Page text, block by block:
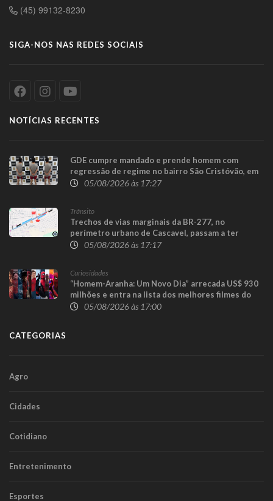
(45) 99132-8230
SIGA-NOS NAS REDES SOCIAIS
NOTÍCIAS RECENTES
GDE cumpre mandado e prende homem com
regressão de regime no bairro São Cristóvão, em
Cascavel
05/08/2026 às 17:27
Trânsito
Trechos de vias marginais da BR-277, no
perímetro urbano de Cascavel, passam a ter
sentido único para execução das obras da
05/08/2026 às 17:17
Curiosidades
“Homem-Aranha: Um Novo Dia” arrecada US$ 930
milhões e entra na lista dos melhores filmes do
herói05/08/2026 às 17:00
CATEGORIAS
Agro
Cidades
Cotidiano
Entretenimento
Esportes